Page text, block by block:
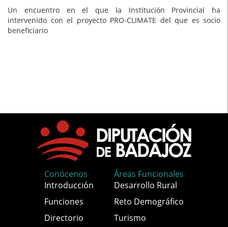
Un encuentro en el que la Institución Provincial ha
intervenido con el proyecto PRO-CLIMATE del que es socio
beneficiario
Conócenos
Introducción
Funciones
Directorio
Áreas Funcionales
Desarrollo Rural
Reto Demográfico
Turismo